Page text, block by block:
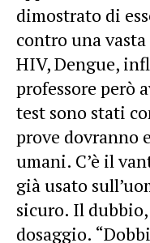
dimostrato di
contro una
HIV, Dengue,
professore però
test sono stati
prove dovranno
umani. C’è il
già usato
sicuro. Il
dosaggio.